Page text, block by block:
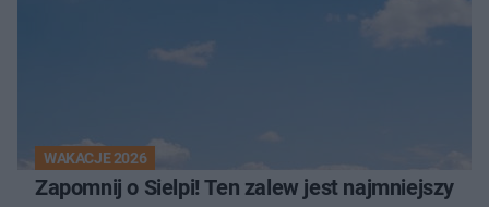
WAKACJE 2026
Zapomnij o Sielpi! Ten zalew jest najmniejszy